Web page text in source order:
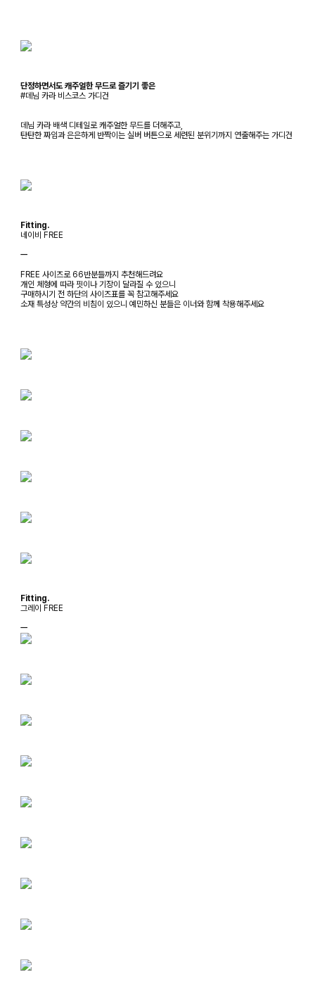
단정하면서도 캐주얼한 무드로 즐기기 좋은
#데님 카라 비스코스 가디건
데님 카라 배색 디테일로 캐주얼한 무드를 더해주고,
탄탄한 짜임과 은은하게 반짝이는 실버 버튼으로 세련된 분위기까지 연출해주는 가디건
Fitting.
네이비 FREE
ㅡ
FREE 사이즈로 66반분들까지 추천해드려요
개인 체형에 따라 핏이나 기장이 달라질 수 있으니
구매하시기 전 하단의 사이즈표를 꼭 참고해주세요
소재 특성상 약간의 비침이 있으니 예민하신 분들은 이너와 함께 착용해주세요
Fitting.
그레이 FREE
ㅡ